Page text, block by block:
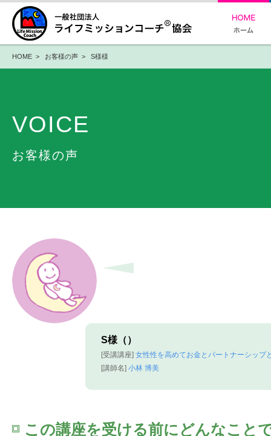
HOME > お客様の声 > S様様
VOICE
お客様の声
S様（）
[受講講座] 女性性を高めてお金とパートナーシップ
[講師名] 小林 博美
この講座を受ける前にどんなこと